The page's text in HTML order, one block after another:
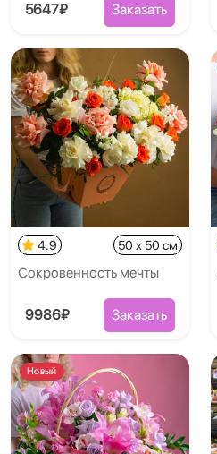
5647₽ Заказать
4.9 50 x 50 см
Сокровенность мечты
9986₽ Заказать
Новый